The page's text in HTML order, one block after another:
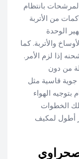
بانتظام
من الأتربة
الوحدة
والأتربة. كما
إذا لزم الأمر.
من دون
قاسية مثل
بتوجيه الهواء
الخطوات
أطول لمكيف